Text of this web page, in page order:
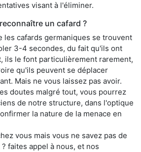
visant à l'éliminer.
un cafard ?
les cafards germaniques se trouvent
3-4 secondes, du fait qu'ils ont
ils le font particulièrement rarement,
qu'ils peuvent se déplacer
Mais ne vous laissez pas avoir.
doutes malgré tout, vous pourrez
de notre structure, dans l'optique
la nature de la menace en
vous mais vous ne savez pas de
faites appel à nous, et nos